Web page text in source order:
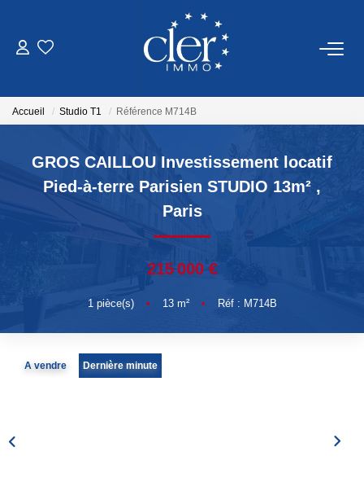
SERVICES
Estimation
NOTRE AGENCE
Notre Quartier
Accueil Studio T1 Référence M714B
GROS CAILLOU Investissement locatif
Pied-à-terre Parisien STUDIO 13m² ,
Paris
215 000 €
1 pièce(s) • 13m² • Réf : M714B
A vendre Dernière minute